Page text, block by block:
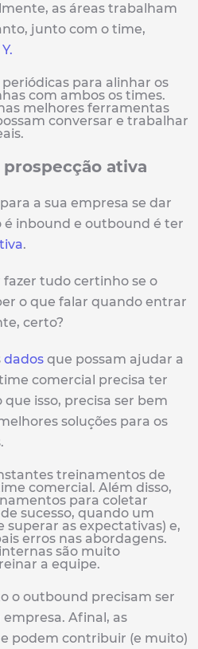
as áreas trabalham
junto com o time,
para alinhar os
com ambos os times.
melhores ferramentas
conversar e trabalhar
prospecção ativa
a sua empresa se dar
é inbound e outbound é ter
.
tudo certinho se o
o que falar quando entrar
certo?
dados que possam ajudar a
comercial precisa ter
isso, precisa ser bem
soluções para os
treinamentos de
comercial. Além disso,
para coletar
sucesso, quando um
superar as expectativas) e,
erros nas abordagens.
são muito
a equipe.
o outbound precisam ser
Afinal, as
podem contribuir (e muito)